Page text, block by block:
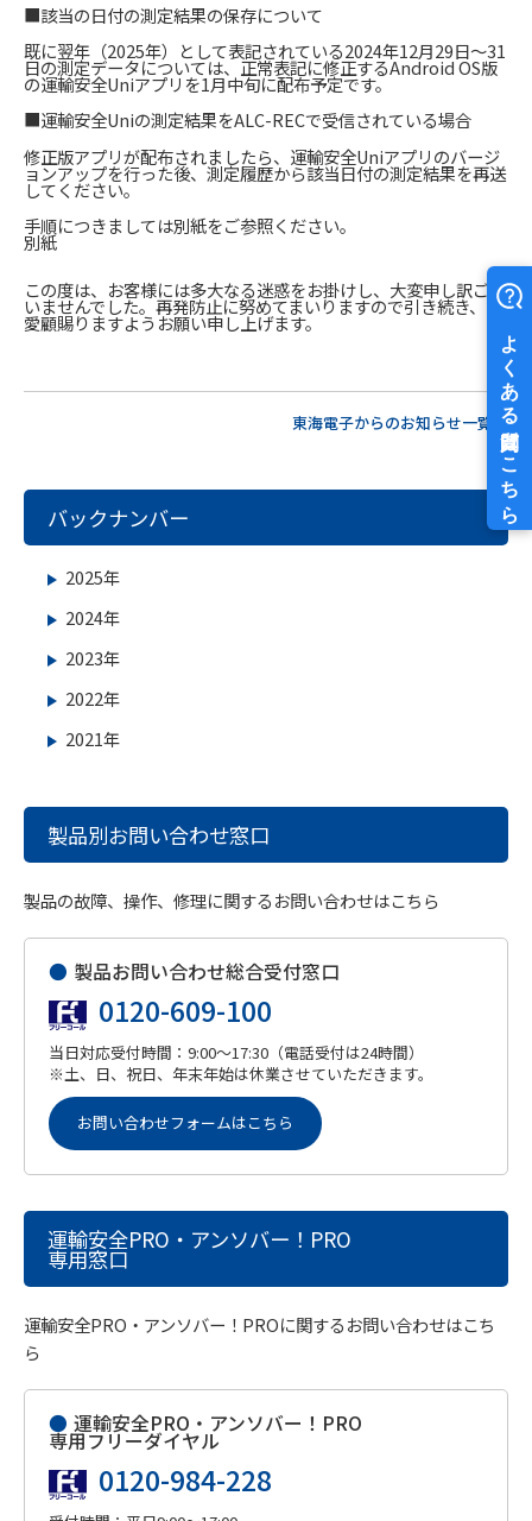
■該当の日付の測定結果の保存について
既に翌年（2025年）として表記されている2024年12月29日～31
日の測定データについては、正常表記に修正するAndroid OS版
の運輸安全Uniアプリを1月中旬に配布予定です。
■運輸安全Uniの測定結果をALC-RECで受信されている場合
修正版アプリが配布されましたら、運輸安全Uniアプリのバージ
ョンアップを行った後、測定履歴から該当日付の測定結果を再送
してください。
手順につきましては別紙をご参照ください。
別紙
この度は、お客様には多大なる迷惑をお掛けし、大変申し訳ござ
いませんでした。再発防止に努めてまいりますので引き続き、ご
愛顧賜りますようお願い申し上げます。
東海電子からのお知らせ一覧へ
バックナンバー
2025年
2024年
2023年
2022年
2021年
製品別お問い合わせ窓口
製品の故障、操作、修理に関するお問い合わせはこちら
● 製品お問い合わせ総合受付窓口
0120-609-100
当日対応受付時間：9:00～17:30（電話受付は24時間）
※土、日、祝日、年末年始は休業させていただきます。
お問い合わせフォームはこちら
運輸安全PRO・アンソバー！PRO
専用窓口
運輸安全PRO・アンソバー！PROに関するお問い合わせはこち
ら
● 運輸安全PRO・アンソバー！PRO
専用フリーダイヤル
0120-984-228